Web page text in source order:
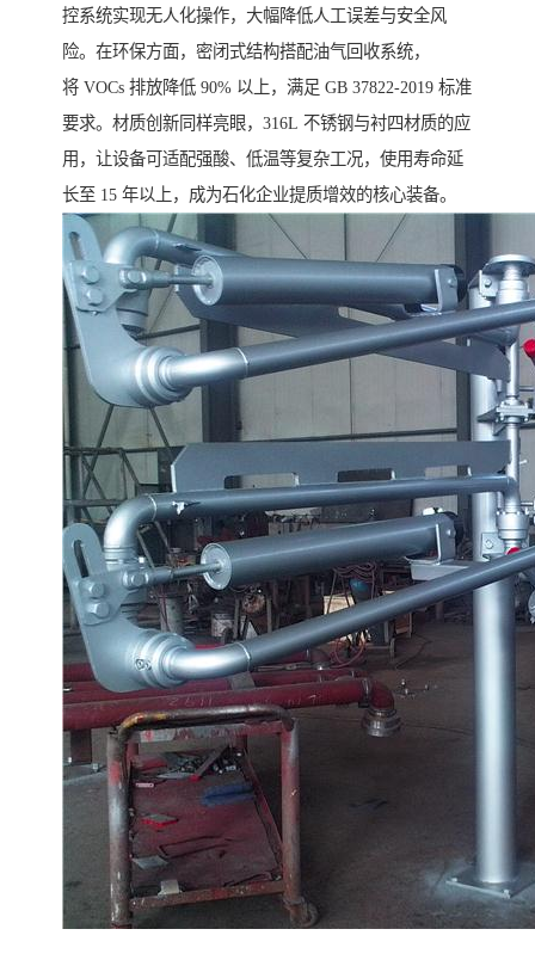
控系统实现无人化操作，大幅降低人工误差与安全风
险。在环保方面，密闭式结构搭配油气回收系统，
将 VOCs 排放降低 90% 以上，满足 GB 37822-2019 标准
要求。材质创新同样亮眼，316L 不锈钢与衬四材质的应
用，让设备可适配强酸、低温等复杂工况，使用寿命延
长至 15 年以上，成为石化企业提质增效的核心装备。